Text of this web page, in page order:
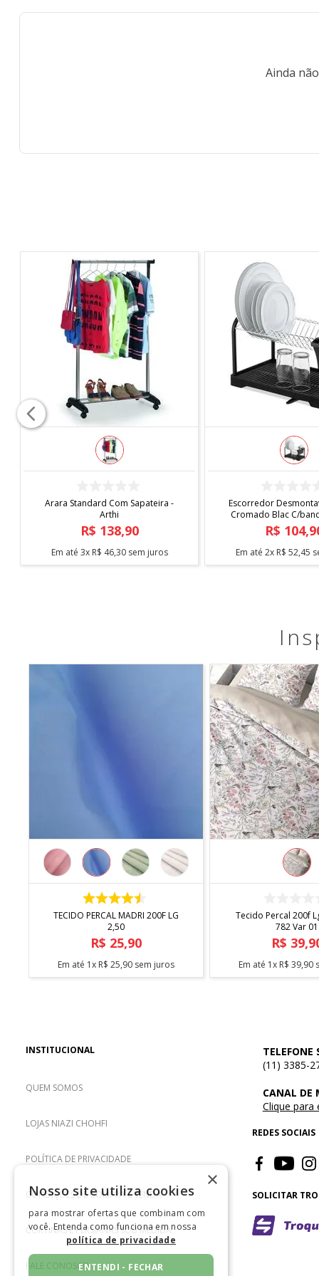
Ainda
Arara Standard Com Sapateira -
Arthi
R$ 138,90
Em até 3x R$ 46,30sem juros
Escorredor
Cromado Blac C/
Arthi
R$ 104,
Em até 2x R$ 52,45
COMPRAR
TECIDO PERCAL MADRI 200F LG
2,50
R$ 25,90
Em até 1x R$ 25,90sem juros
Tecido Percal 200f
782 Var 01
R$ 39,
Em até 1x R$ 39,90
INSTITUCIONAL
QUEM SOMOS
LOJAS NIAZI CHOHFI
POLÍTICA DE PRIVACIDADE
CONDIÇÕES DE COMPRA E VENDA
CORTINAS E PERSIANAS SOB MEDIDA
FALE CONOSCO
TELEFONE
(11) 3385-
CANAL DE
Clique para
REDES SOCIAIS
SOLICITAR
×
Nosso site utiliza cookies
para mostrar ofertas que combinam com
você. Entenda como funciona em nossa
política de privacidade
ENTENDI - FECHAR